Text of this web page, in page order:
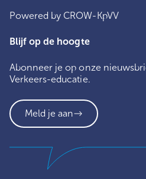
Powered by CROW-KpVV
Blijf op de hoogte
Abonneer je op onze
Verkeers-educatie.
Meld je aan